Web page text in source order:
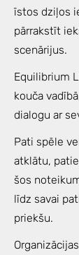
īstos dziļos
pārrakstīt
scenārijus.
Equilibrium
kouča
dialogu ar
Pati spēle
atklātu,
šos
līdz savai
priekšu.